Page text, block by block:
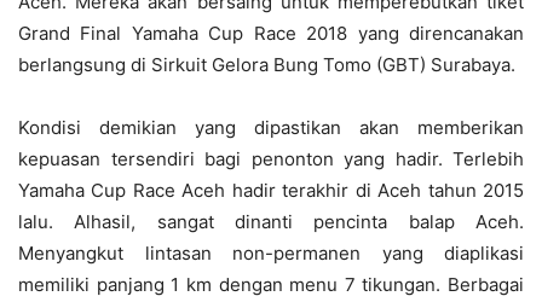
Grand Final Yamaha Cup Race 2018 yang direncanakan
berlangsung di Sirkuit Gelora Bung Tomo (GBT) Surabaya.
Kondisi demikian yang dipastikan akan memberikan
kepuasan tersendiri bagi penonton yang hadir. Terlebih
Yamaha Cup Race Aceh hadir terakhir di Aceh tahun 2015
lalu. Alhasil, sangat dinanti pencinta balap Aceh.
Menyangkut lintasan non-permanen yang diaplikasi
memiliki panjang 1 km dengan menu 7 tikungan. Berbagai